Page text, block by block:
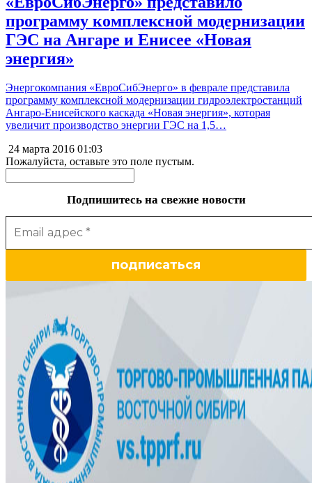
программу комплексной модернизации
ГЭС на Ангаре и Енисее «Новая
энергия»
Энергокомпания «ЕвроСибЭнерго» в феврале представила
программу комплексной модернизации гидроэлектростанций
Ангаро-Енисейского каскада «Новая энергия», которая
увеличит производство энергии ГЭС на 1,5…
24 марта 2016 01:03
Пожалуйста, оставьте это поле пустым.
Подпишитесь на свежие новости